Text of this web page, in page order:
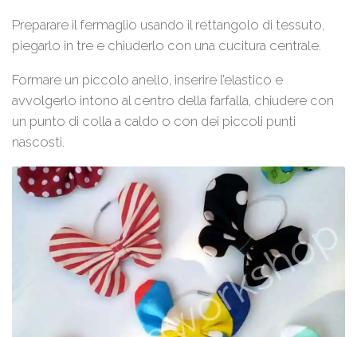
Preparare il fermaglio usando il rettangolo di tessuto,
piegarlo in tre e chiuderlo con una cucitura centrale.
Formare un piccolo anello, inserire l’elastico e
avvolgerlo intono al centro della farfalla, chiudere con
un punto di colla a caldo o con dei piccoli punti
nascosti.